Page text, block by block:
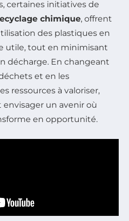
certaines initiatives de
chimique, offrent
des plastiques en
utile, tout en minimisant
décharge. En changeant
et en les
ressources à valoriser,
un avenir où
en opportunité.